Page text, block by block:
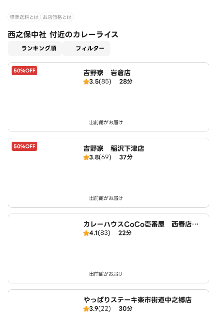
標準送料とは お店価格とは
西之保中社 付近のカレーライス
ランキング順 フィルター
50%OFF 吉野家 岩倉店
3.5(85) 28分
出前館がお届け
50%OFF 吉野家 稲沢下津店
3.8(69) 37分
出前館がお届け
カレーハウスCoCo壱番屋 西春店（S
D）
4.1(83) 22分
出前館がお届け
やっぱりステーキ楽市街道中之郷店
3.9(22) 30分